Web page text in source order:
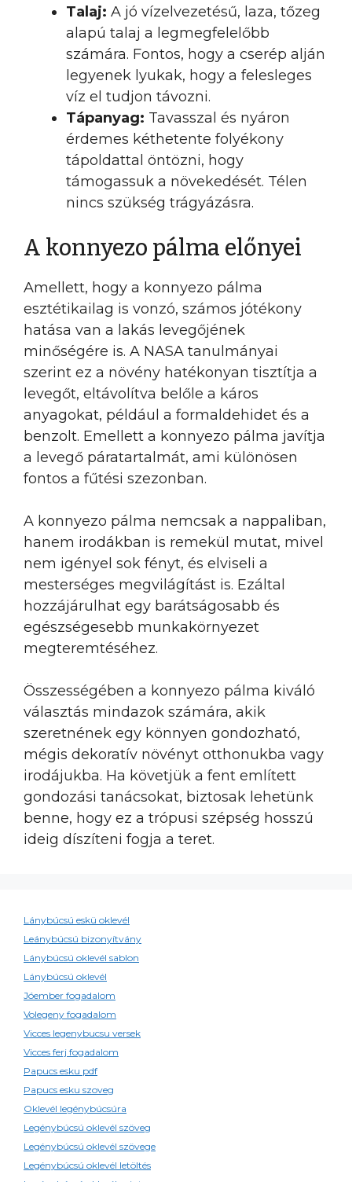
Talaj: A jó vízelvezetésű, laza, tőzeg
alapú talaj a legmegfelelőbb
számára. Fontos, hogy a cserép alján
legyenek lyukak, hogy a felesleges
víz el tudjon távozni.
Tápanyag: Tavasszal és nyáron
érdemes kéthetente folyékony
tápoldattal öntözni, hogy
támogassuk a növekedését. Télen
nincs szükség trágyázásra.
A konnyezo pálma előnyei
Amellett, hogy a konnyezo pálma
esztétikailag is vonzó, számos jótékony
hatása van a lakás levegőjének
minőségére is. A NASA tanulmányai
szerint ez a növény hatékonyan tisztítja a
levegőt, eltávolítva belőle a káros
anyagokat, például a formaldehidet és a
benzolt. Emellett a konnyezo pálma javítja
a levegő páratartalmát, ami különösen
fontos a fűtési szezonban.
A konnyezo pálma nemcsak a nappaliban,
hanem irodákban is remekül mutat, mivel
nem igényel sok fényt, és elviseli a
mesterséges megvilágítást is. Ezáltal
hozzájárulhat egy barátságosabb és
egészségesebb munkakörnyezet
megteremtéséhez.
Összességében a konnyezo pálma kiváló
választás mindazok számára, akik
szeretnének egy könnyen gondozható,
mégis dekoratív növényt otthonukba vagy
irodájukba. Ha követjük a fent említett
gondozási tanácsokat, biztosak lehetünk
benne, hogy ez a trópusi szépség hosszú
ideig díszíteni fogja a teret.
Lánybúcsú eskü oklevél
Leánybúcsú bizonyítvány
Lánybúcsú oklevél sablon
Lánybúcsú oklevél
Jóember fogadalom
Volegeny fogadalom
Vicces legenybucsu versek
Vicces ferj fogadalom
Papucs esku pdf
Papucs esku szoveg
Oklevél legénybúcsúra
Legénybúcsú oklevél szöveg
Legénybúcsú oklevél szövege
Legénybúcsú oklevél letöltés